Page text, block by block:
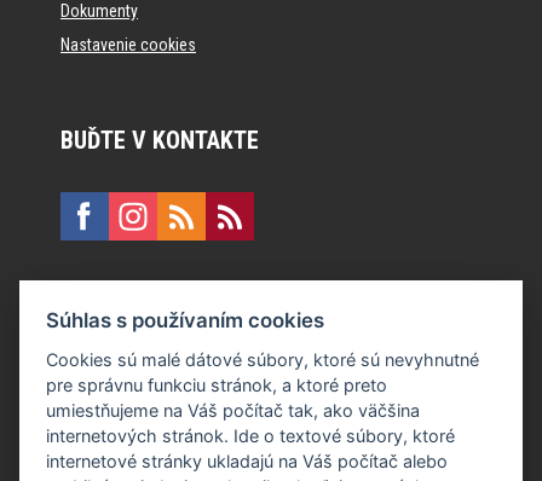
Dokumenty
Nastavenie cookies
BUĎTE V KONTAKTE
E:recepcia@formfactory.sk
Form Factory Slovakia s.r.o., Ružová dolina 480/6, 821 08
Bratislava
Súhlas s používaním cookies
Cookies sú malé dátové súbory, ktoré sú nevyhnutné
pre správnu funkciu stránok, a ktoré preto
umiestňujeme na Váš počítač tak, ako väčšina
internetových stránok. Ide o textové súbory, ktoré
internetové stránky ukladajú na Váš počítač alebo